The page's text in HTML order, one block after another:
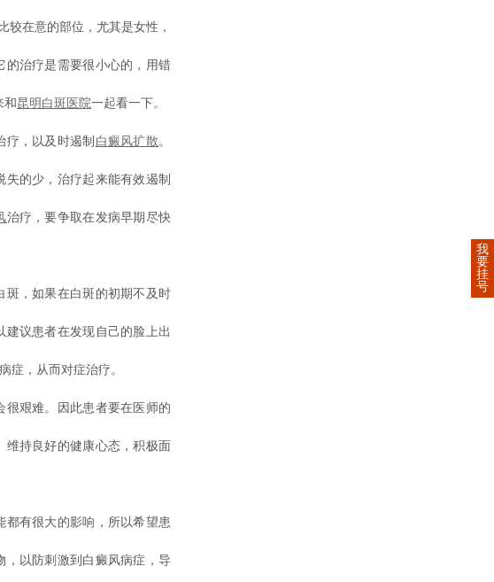
较在意的部位，尤其是女性，
的治疗是需要很小心的，用错
和 昆明白斑医院一起看一下。
，以及时遏制 白癜风扩散。
的少，治疗起来能有效遏制
治疗，要争取在发病早期尽快
，如果在白斑的初期不及时
建议患者在发现自己的脸上出
症，从而对症治疗。
艰难。因此患者要在医师的
维持良好的健康心态，积极面
有很大的影响，所以希望患
，以防刺激到白癜风病症，导
我
要
挂
号